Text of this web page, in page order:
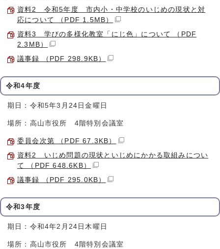
資料2 令和5年度 市内小・中学校のいじめの現状と対
応について （PDF 1.5MB）
資料3 学びの多様化教室「にじ色」について （PDF
2.3MB）
議事録 （PDF 298.9KB）
令和4年度
期日：令和5年3月24日金曜日
場所：高山市役所 4階特別会議室
委員会次第 （PDF 67.3KB）
資料2 いじめ問題の現状といじめにかかる取組みについ
て （PDF 648.6KB）
議事録 （PDF 295.0KB）
令和3年度
期日：令和4年2月24日木曜日
場所：高山市役所 4階特別会議室